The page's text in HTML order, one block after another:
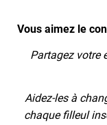
Vous aimez le
Partagez votre
Aidez-les à
chaque filleul